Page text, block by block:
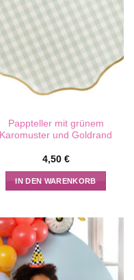
Pappteller mit grünem
Karomuster und Goldrand
4,50 €
IN DEN WARENKORB